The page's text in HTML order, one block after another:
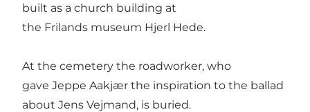
built as a church building at
the Frilands museum Hjerl Hede.
At the cemetery the roadworker, who
gave Jeppe Aakjær the inspiration to the ballad
about Jens Vejmand, is buried.